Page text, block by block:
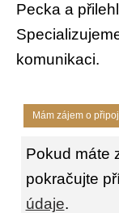
Pecka a
komunikaci.
Mám zájem o
Pokud máte
pokračujte
údaje.